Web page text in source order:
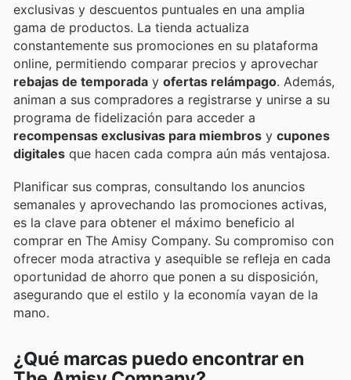
exclusivas y descuentos puntuales en una amplia
gama de productos. La tienda actualiza
constantemente sus promociones en su plataforma
online, permitiendo comparar precios y aprovechar
rebajas de temporada y ofertas relámpago. Además,
animan a sus compradores a registrarse y unirse a su
programa de fidelización para acceder a
recompensas exclusivas para miembros y cupones
digitales que hacen cada compra aún más ventajosa.
Planificar sus compras, consultando los anuncios
semanales y aprovechando las promociones activas,
es la clave para obtener el máximo beneficio al
comprar en The Amisy Company. Su compromiso con
ofrecer moda atractiva y asequible se refleja en cada
oportunidad de ahorro que ponen a su disposición,
asegurando que el estilo y la economía vayan de la
mano.
¿Qué marcas puedo encontrar en